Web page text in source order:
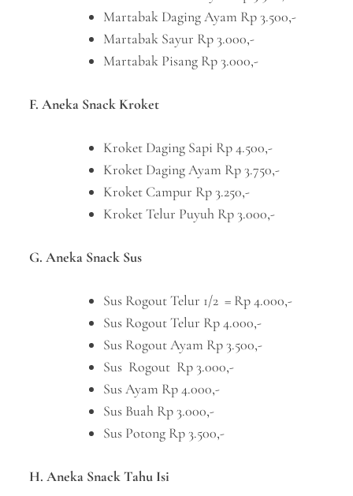
Martabak Daging Ayam Rp 3.500,-
Martabak Sayur Rp 3.000,-
Martabak Pisang Rp 3.000,-
F. Aneka Snack Kroket
Kroket Daging Sapi Rp 4.500,-
Kroket Daging Ayam Rp 3.750,-
Kroket Campur Rp 3.250,-
Kroket Telur Puyuh Rp 3.000,-
G. Aneka Snack Sus
Sus Rogout Telur 1/2 = Rp 4.000,-
Sus Rogout Telur Rp 4.000,-
Sus Rogout Ayam Rp 3.500,-
Sus Rogout Rp 3.000,-
Sus Ayam Rp 4.000,-
Sus Buah Rp 3.000,-
Sus Potong Rp 3.500,-
H. Aneka Snack Tahu Isi